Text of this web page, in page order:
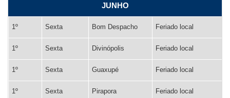
JUNHO
1º Sexta Bom Despacho Feriado local
1º Sexta Divinópolis Feriado local
1º Sexta Guaxupé Feriado local
1º Sexta Pirapora Feriado local